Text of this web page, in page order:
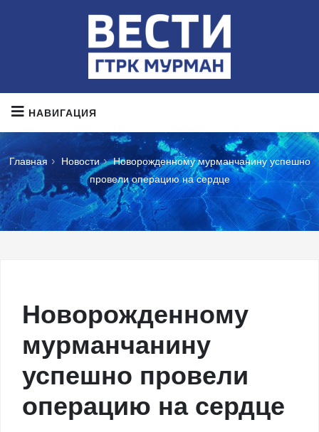
НАВИГАЦИЯ
Главная › Новости › Новорожденному мурманчанину успешно
провели операцию на сердце
Новорожденному
мурманчанину
успешно провели
операцию на сердце